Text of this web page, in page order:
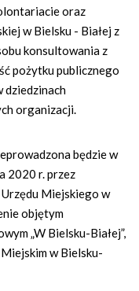
oraz
w Bielsku - Białej z
konsultowania z
pożytku publicznego
dziedzinach
organizacji.
będzie w
2020 r. przez
Miejskiego w
objętym
„W Bielsku-Białej”,
w Bielsku-